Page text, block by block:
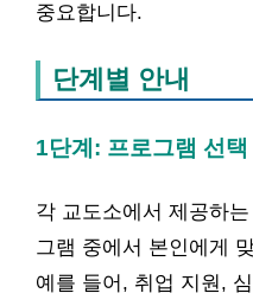
중요합니다.
단계별 안내
1단계: 프로그램 선택
각 교도소에서 제공하
그램 중에서 본인에게
예를 들어, 취업 지원,